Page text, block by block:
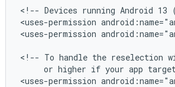
<!-- Devices running Android 13
<uses-permission
<uses-permission
<!-- To handle the reselection
or higher if your app
<uses-permission